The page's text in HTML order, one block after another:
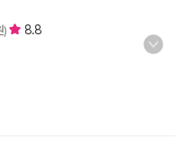
)
8.8